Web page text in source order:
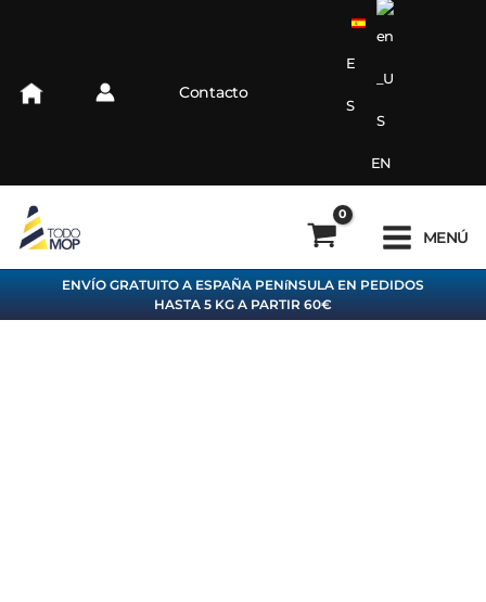
Contacto
E
S
EN
MENÚ
ENVÍO GRATUITO A ESPAÑA PENíNSULA EN PEDIDOS
HASTA 5 KG A PARTIR 60€